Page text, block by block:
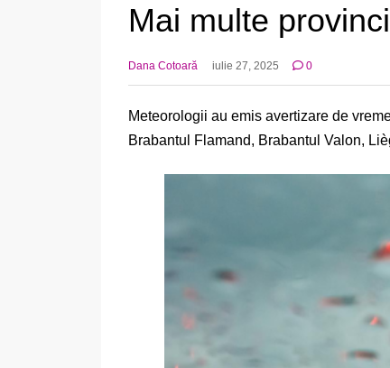
Mai multe
Dana Cotoară iulie 27, 2025 0
Meteorologii au emis avertizare de
Brabantul Flamand, Brabantul Valon,